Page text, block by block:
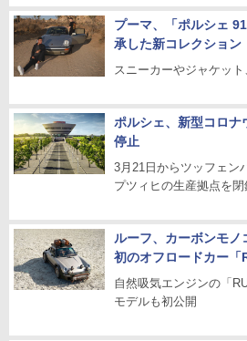
プーマ、「ポルシェ
承した新コレクション
スニーカーやジャケッ
ポルシェ、新型コロ
停止
3月21日からツッフェン
プツィヒの生産拠点を閉
ルーフ、カーボンモノ
初のオフロードカー
自然吸気エンジンの「
モデルも初公開